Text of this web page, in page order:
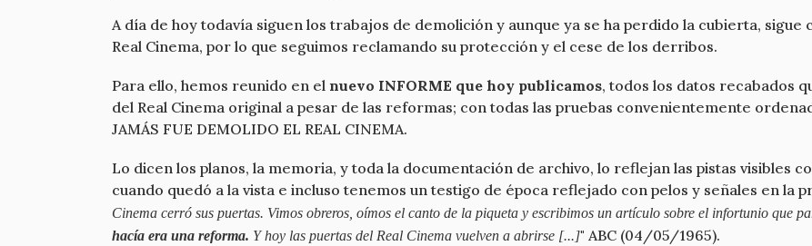
A día de hoy todavía siguen los trabajos de demolición y aunque ya se ha perdido la cubierta,
Real Cinema, por lo que seguimos reclamando su protección y el cese de los derribos.
Para ello, hemos reunido en el nuevo INFORME que hoy publicamos, todos los datos recabados
del Real Cinema original a pesar de las reformas; con todas las pruebas convenientemente
JAMÁS FUE DEMOLIDO EL REAL CINEMA.
Lo dicen los planos, la memoria, y toda la documentación de archivo, lo reflejan las pistas visibles
cuando quedó a la vista e incluso tenemos un testigo de época reflejado con pelos y señales en la
Cinema cerró sus puertas. Vimos obreros, oímos el canto de la piqueta y escribimos un artículo sobre el infortunio que
hacía era una reforma. Y hoy las puertas del Real Cinema vuelven a abrirse [...]" ABC (04/05/1965).